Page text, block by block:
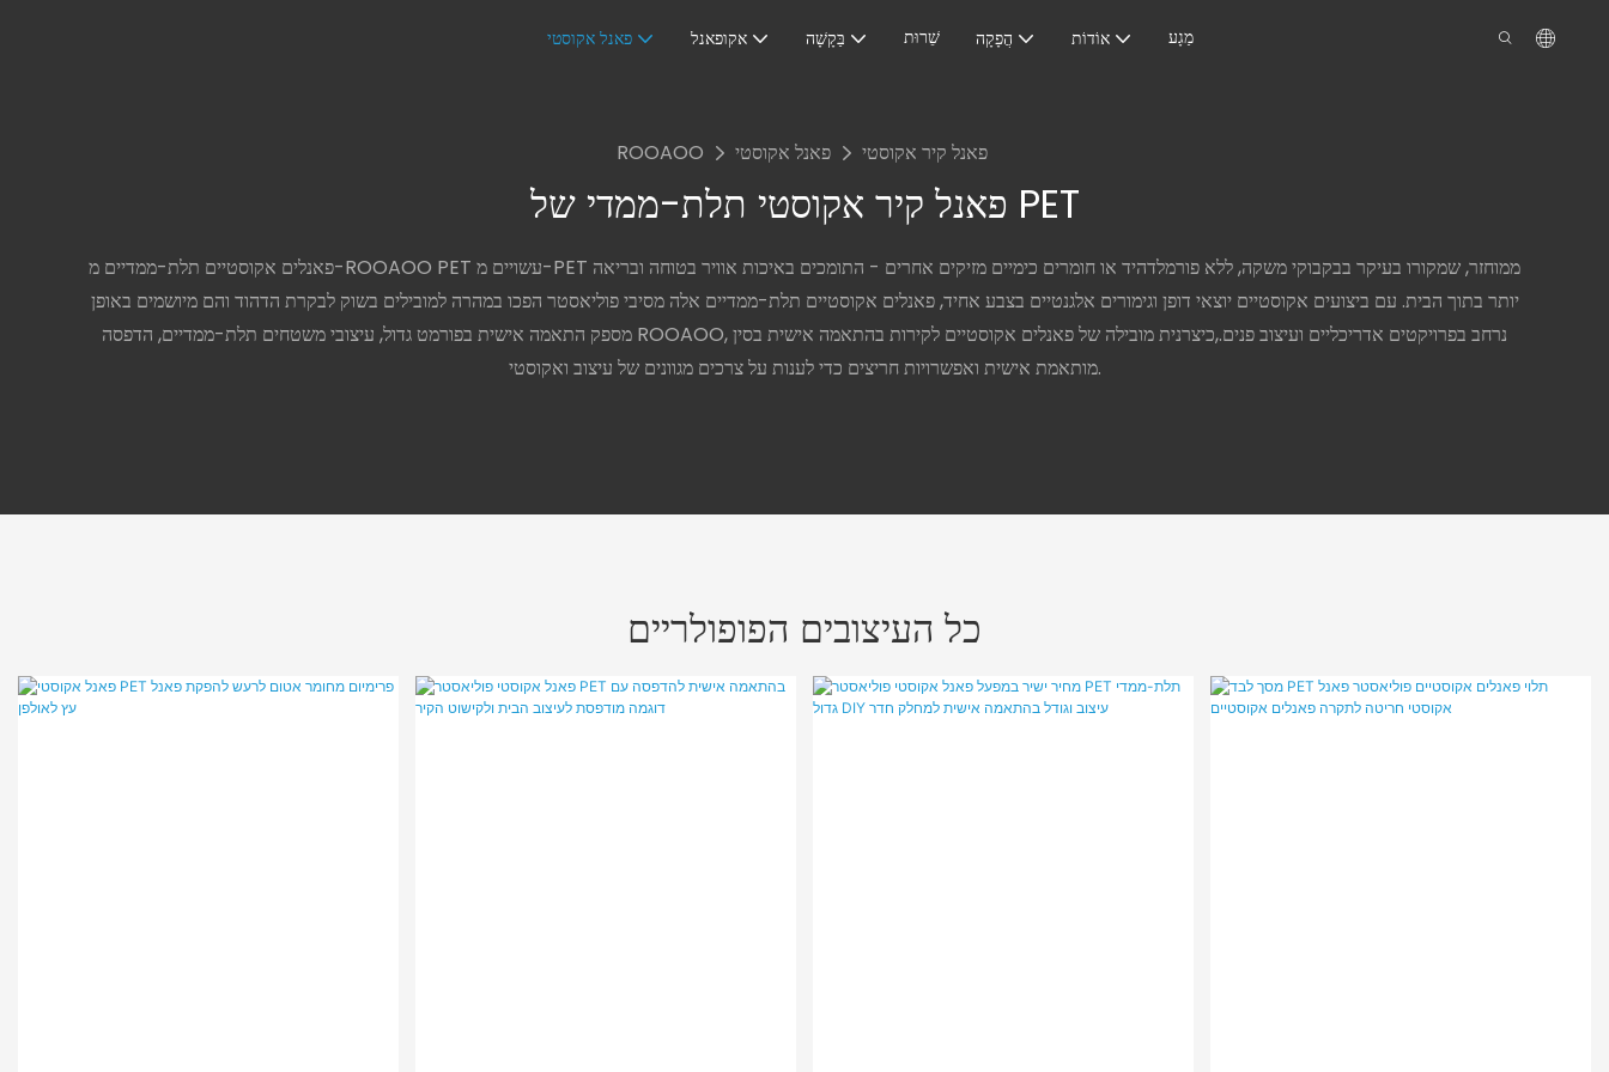
פאנל אקוסטי אקופאנל בַּקָשָׁה שֵׁרוּת הֲפָקָה אוֹדוֹת מַגָע
ROOAOO פאנל אקוסטי פאנל קיר אקוסטי
פאנל קיר אקוסטי תלת-ממדי של PET
פאנלים אקוסטיים תלת-ממדיים מ-ROOAOO PET עשויים מ-PET ממוחזר, שמקורו בעיקר בבקבוקי משקה, ללא פורמלדהיד או חומרים כימיים מזיקים אחרים - התומכים באיכות אוויר בטוחה ובריאה
יותר בתוך הבית. עם ביצועים אקוסטיים יוצאי דופן וגימורים אלגנטיים בצבע אחיד, פאנלים אקוסטיים תלת-ממדיים אלה מסיבי פוליאסטר הפכו במהרה למובילים בשוק לבקרת הדהוד והם מיושמים באופן
נרחב בפרויקטים אדריכליים ועיצוב פנים.ROOAOO, כיצרנית מובילה של פאנלים אקוסטיים לקירות בהתאמה אישית בסין,
מספק התאמה אישית בפורמט גדול, עיצובי משטחים תלת-ממדיים, הדפסה
מותאמת אישית ואפשרויות חריצים כדי לענות על צרכים מגוונים של עיצוב ואקוסטי.
כל העיצובים הפופולריים